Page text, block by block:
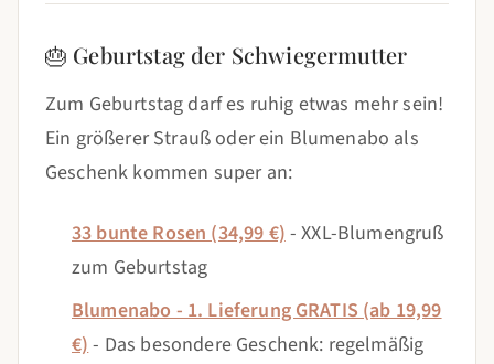
🎂 Geburtstag der Schwiegermutter
Zum Geburtstag darf es ruhig etwas mehr sein!
Ein größerer Strauß oder ein Blumenabo als
Geschenk kommen super an:
33 bunte Rosen (34,99 €)- XXL-Blumengruß
zum Geburtstag
Blumenabo - 1. Lieferung GRATIS (ab 19,99
€)- Das besondere Geschenk: regelmäßig